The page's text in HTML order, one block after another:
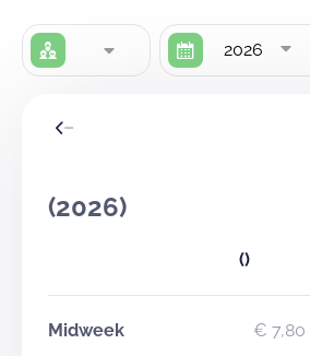
2026
(2026)
()
Midweek € 7,80